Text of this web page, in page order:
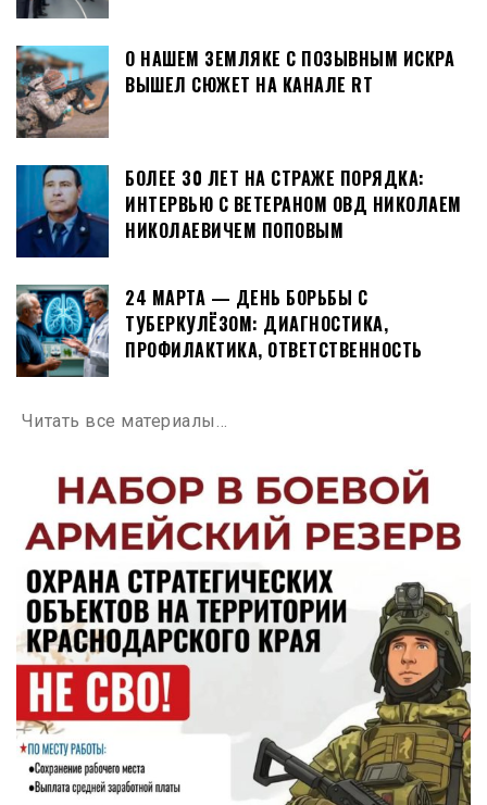
О НАШЕМ ЗЕМЛЯКЕ С ПОЗЫВНЫМ ИСКРА
ВЫШЕЛ СЮЖЕТ НА КАНАЛЕ RT
БОЛЕЕ 30 ЛЕТ НА СТРАЖЕ ПОРЯДКА:
ИНТЕРВЬЮ С ВЕТЕРАНОМ ОВД НИКОЛАЕМ
НИКОЛАЕВИЧЕМ ПОПОВЫМ
24 МАРТА — ДЕНЬ БОРЬБЫ С
ТУБЕРКУЛЁЗОМ: ДИАГНОСТИКА,
ПРОФИЛАКТИКА, ОТВЕТСТВЕННОСТЬ
Читать все материалы…